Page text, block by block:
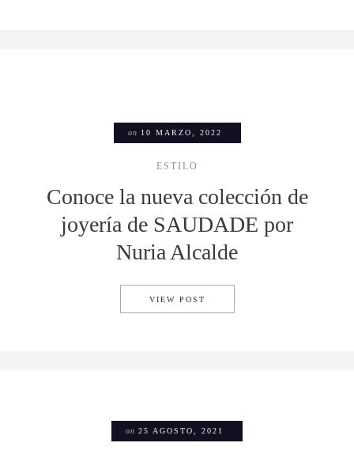
on 10 MARZO, 2022
ESTILO
Conoce la nueva colección de
joyería de SAUDADE por
Nuria Alcalde
VIEW POST
on 25 AGOSTO, 2021